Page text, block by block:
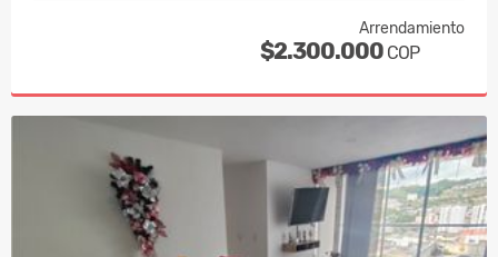
Arrendamiento
$2.300.000 COP